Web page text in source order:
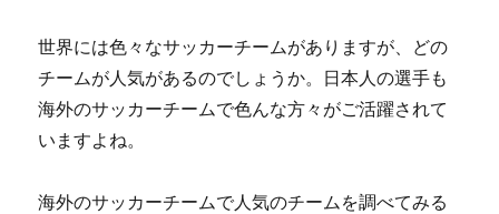
世界には色々なサッカーチームがありますが、どの
チームが人気があるのでしょうか。日本人の選手も
海外のサッカーチームで色んな方々がご活躍されて
いますよね。
海外のサッカーチームで人気のチームを調べてみる